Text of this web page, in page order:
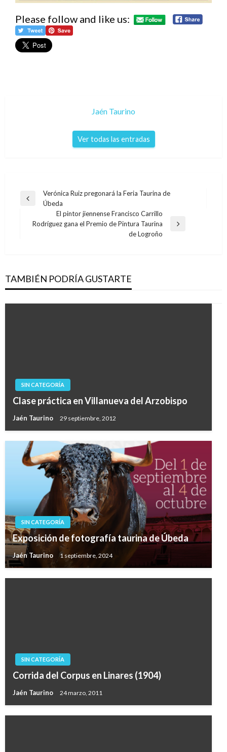
Please follow and like us:
Jaén Taurino
Ver todas las entradas
Navegación
entradas
Entrada
Verónica Ruiz pregonará la Feria Taurina de
Úbeda
Entrada
El pintor jiennense Francisco Carrillo
Rodríguez gana el Premio de Pintura Taurina
de Logroño
TAMBIÉN PODRÍA GUSTARTE
SIN CATEGORÍA
Clase práctica en Villanueva del Arzobispo
Jaén Taurino 29 septiembre, 2012
SIN CATEGORÍA
Exposición de fotografía taurina de Úbeda
Jaén Taurino 1 septiembre, 2024
SIN CATEGORÍA
Corrida del Corpus en Linares (1904)
Jaén Taurino 24 marzo, 2011